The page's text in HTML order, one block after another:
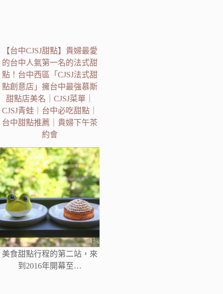
【台中CJSJ甜點】貴婦最愛
的台中人氣第一名的法式甜
點！台中西區「CJSJ法式甜
點創意店」擁台中最強慕斯
甜點店美名｜CJSJ菜單｜
CJSJ青蛙｜台中必吃甜點｜
台中甜點推薦｜貴婦下午茶
約會
美食甜點行程的第二站，來
到2016年開幕至…